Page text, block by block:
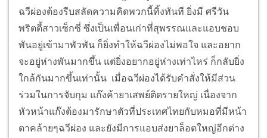
ฉวีผ่องต้องรีบสลัดความคิดพวกนี้ทิ้งทันที ยิ่งมี ศรีวัน
พริตตี้สาวเซ็กซี่ ซึ่งเป็นเพื่อนเก่าที่สุพรรณและแอบชอบ
พันอยู่เข้ามาพัวพัน ก็ยิ่งทำให้ฉวีผ่องไม่พอใจ และอยาก
จะอยู่ห่างพันมากขึ้น แต่ยิ่งอยากอยู่ห่างเท่าไหร่ ก็กลับยิ่ง
ใกล้กันมากขึ้นเท่านั้น เมื่อฉวีผ่องได้รับคำสั่งให้มีส่วน
ร่วมในการจับกุม แก๊งค้ายาเสพย์ติดรายใหญ่ เนื่องจาก
หัวหน้าแก๊งต้องมารักษาตัวที่ประเทศไทยกับหมอที่มีหน้า
ตาคล้ายๆฉวีผ่อง และยังมีการแอบส่งยาล็อตใหญ่อีกต่าง